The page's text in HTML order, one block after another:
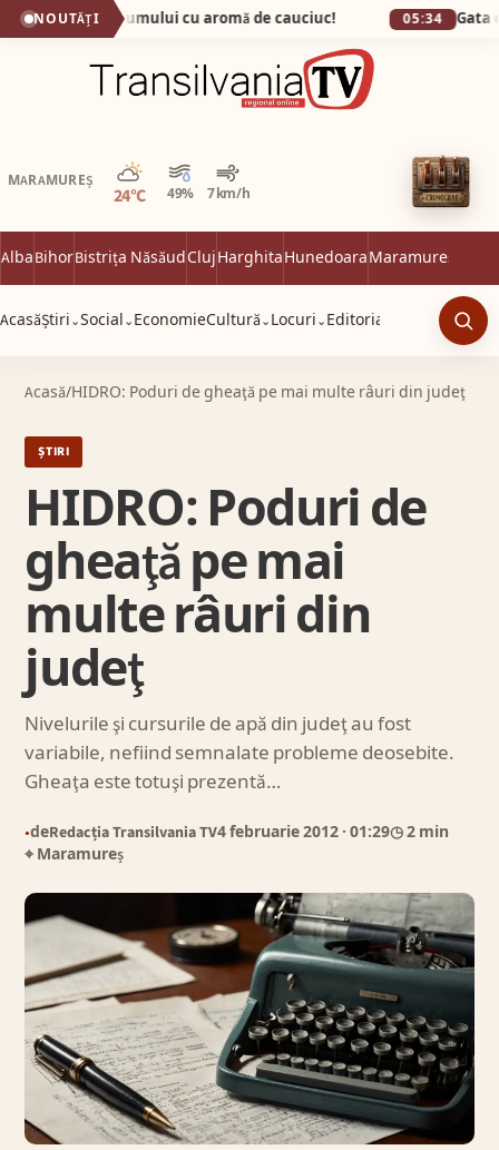
NOUTĂȚI
capitala fumului cu aromă de cauciuc! 05:34
MARAMUREȘ
24°C 49% 7 km/h
Parțial noros
AlbaBihorBistrița NăsăudClujHarghitaHunedoaraMaramureș
AcasăȘtiri ⌄Social ⌄ EconomieCultură ⌄ Locuri ⌄ Editorial
Acasă/HIDRO: Poduri de gheaţă pe mai multe râuri din judeţ
ȘTIRI
HIDRO: Poduri de
gheaţă pe mai
multe râuri din
judeţ
Nivelurile şi cursurile de apă din judeţ au fost
variabile, nefiind semnalate probleme deosebite.
Gheaţa este totuşi prezentă…
●deRedacția Transilvania TV4 februarie 2012 · 01:29◷ 2 min
⌖ Maramureș